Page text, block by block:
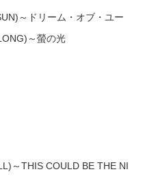
～ドリーム・オブ・ユー
～螢の光
～THIS COULD BE THE NI